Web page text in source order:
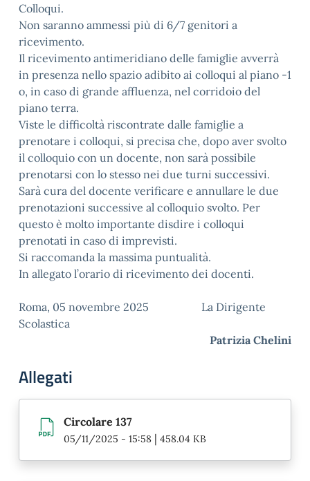
Colloqui.
Non saranno ammessi più di 6/7 genitori a
ricevimento.
Il ricevimento antimeridiano delle famiglie avverrà
in presenza nello spazio adibito ai colloqui al piano -1
o, in caso di grande affluenza, nel corridoio del
piano terra.
Viste le difficoltà riscontrate dalle famiglie a
prenotare i colloqui, si precisa che, dopo aver svolto
il colloquio con un docente, non sarà possibile
prenotarsi con lo stesso nei due turni successivi.
Sarà cura del docente verificare e annullare le due
prenotazioni successive al colloquio svolto. Per
questo è molto importante disdire i colloqui
prenotati in caso di imprevisti.
Si raccomanda la massima puntualità.
In allegato l’orario di ricevimento dei docenti.
Roma, 05 novembre 2025 La Dirigente
Scolastica
Patrizia Chelini
Allegati
Circolare 137
05/11/2025 - 15:58 | 458.04 KB